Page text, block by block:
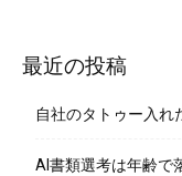
最近の投稿
自社のタトゥー入れ
AI書類選考は年齢で